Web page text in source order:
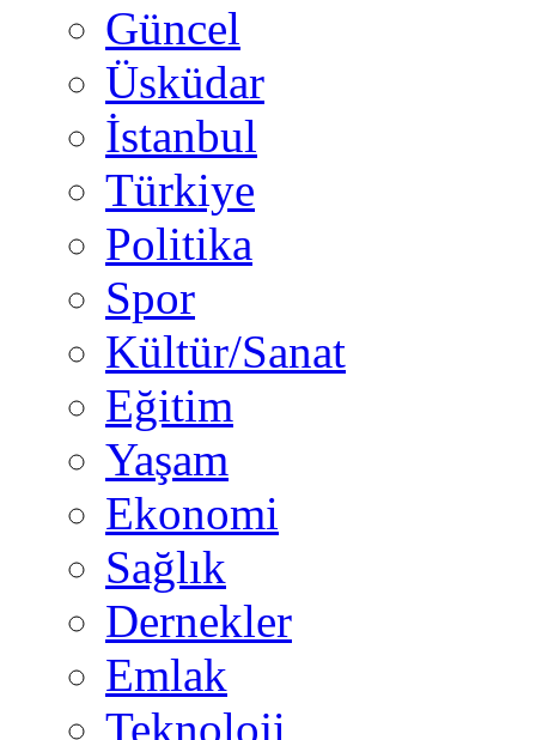
Güncel
Üsküdar
İstanbul
Türkiye
Politika
Spor
Kültür/Sanat
Eğitim
Yaşam
Ekonomi
Sağlık
Dernekler
Emlak
Teknoloji